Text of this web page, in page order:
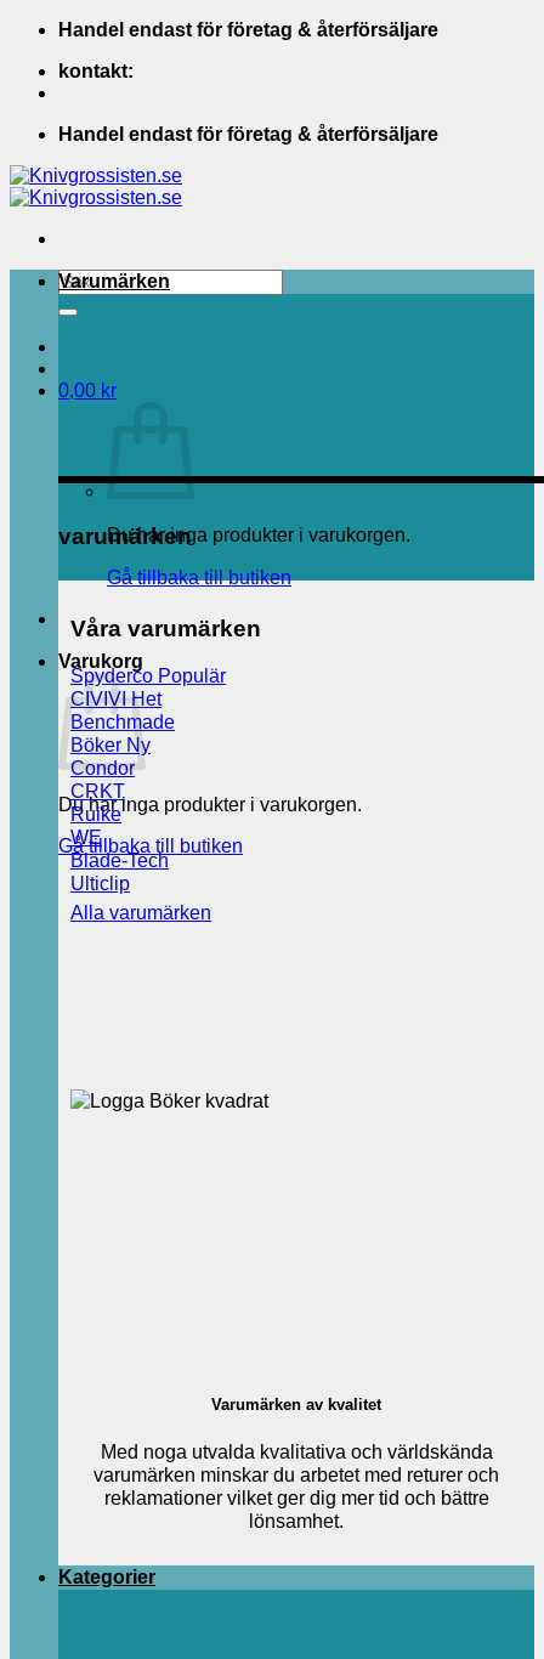
Skip
content
Handel endast för företag & återförsäljare
kontakt:
Handel endast för företag & återförsäljare
Sök
efter:
0,00 kr
Du har inga produkter i varukorgen.
Gå tillbaka till butiken
Varukorg
Du har inga produkter i varukorgen.
Gå tillbaka till butiken
Varumärken
varumärken
Våra varumärken
Spyderco
CIVIVI
Benchmade
Böker
Condor
CRKT
Ruike
WE
Blade-Tech
Ulticlip
Alla varumärken
Varumärken av kvalitet
Med noga utvalda kvalitativa och världskända
varumärken minskar du arbetet med returer och
reklamationer vilket ger dig mer tid och bättre
lönsamhet.
Kategorier